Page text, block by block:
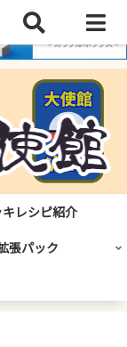
キレシピ紹介
張パック